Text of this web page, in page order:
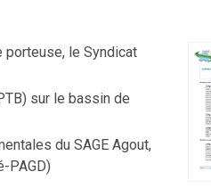
porteuse, le Syndicat
sur le bassin de
du SAGE Agout,
PAGD)